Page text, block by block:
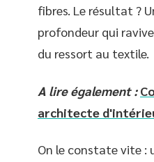
fibres. Le résultat ?
profondeur qui
du ressort au textile.
A lire également :
architecte
On le constate vite :